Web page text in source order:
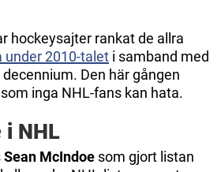
hockeysajter rankat de allra
under 2010-talet i samband med
Den här gången
inga NHL-fans kan hata.
i NHL
Sean McIndoe som gjort listan